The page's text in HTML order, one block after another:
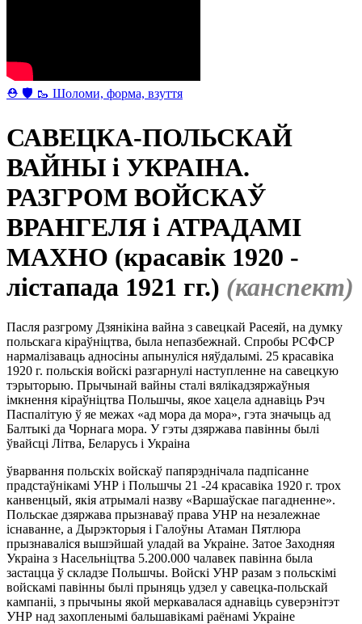
⛑ 🛡 🥾 Шоломи, форма, взуття
САВЕЦКА-ПОЛЬСКАЙ
ВАЙНЫ і УКРАІНА.
РАЗГРОМ ВОЙСКАЎ
ВРАНГЕЛЯ і АТРАДАМІ
МАХНО (красавік 1920 -
лістапада 1921 гг.) (канспект)
Пасля разгрому Дзянікіна вайна з савецкай Расеяй, на думку
польскага кіраўніцтва, была непазбежнай. Спробы РСФСР
нармалізаваць адносіны апынуліся няўдалымі. 25 красавіка
1920 г. польскія войскі разгарнулі наступленне на савецкую
тэрыторыю. Прычынай вайны сталі вялікадзяржаўныя
імкнення кіраўніцтва Польшчы, якое хацела аднавіць Рэч
Паспалітую ў яе межах «ад мора да мора», гэта значыць ад
Балтыкі да Чорнага мора. У гэты дзяржава павінны былі
ўвайсці Літва, Беларусь і Украіна
ўварвання польскіх войскаў папярэднічала падпісанне
прадстаўнікамі УНР і Польшчы 21 -24 красавіка 1920 г. трох
канвенцый, якія атрымалі назву «Варшаўскае пагадненне».
Польскае дзяржава прызнаваў права УНР на незалежнае
існаванне, а Дырэкторыя і Галоўны Атаман Пятлюра
прызнаваліся вышэйшай уладай ва Украіне. Затое Заходняя
Украіна з Насельніцтва 5.200.000 чалавек павінна была
застацца ў складзе Польшчы. Войскі УНР разам з польскімі
войскамі павінны былі прыняць удзел у савецка-польскай
кампаніі, з прычыны якой меркавалася аднавіць суверэнітэт
УНР над захопленымі бальшавікамі раёнамі Украіне